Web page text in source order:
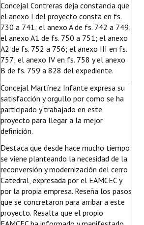
Concejal Contreras deja constancia que
el anexo I del proyecto consta en fs.
730 a 741; el anexo A de fs. 742 a 749;
el anexo A1 de fs. 750 a 751; el anexo
A2 de fs. 752 a 756; el anexo III en fs.
757; el anexo IV en fs. 758 y el anexo
B de fs. 759 a 828 del expediente.
Concejal Martínez Infante expresa su
satisfacción y orgullo por como se ha
participado y trabajado en este
proyecto para llegar a la mejor
definición.
Destaca que desde hace mucho tiempo
se viene planteando la necesidad de la
reconversión y modernización del cerro
Catedral, expresada por el EAMCEC y
por la propia empresa. Reseña los pasos
que se concretaron para arribar a este
proyecto. Resalta que el propio